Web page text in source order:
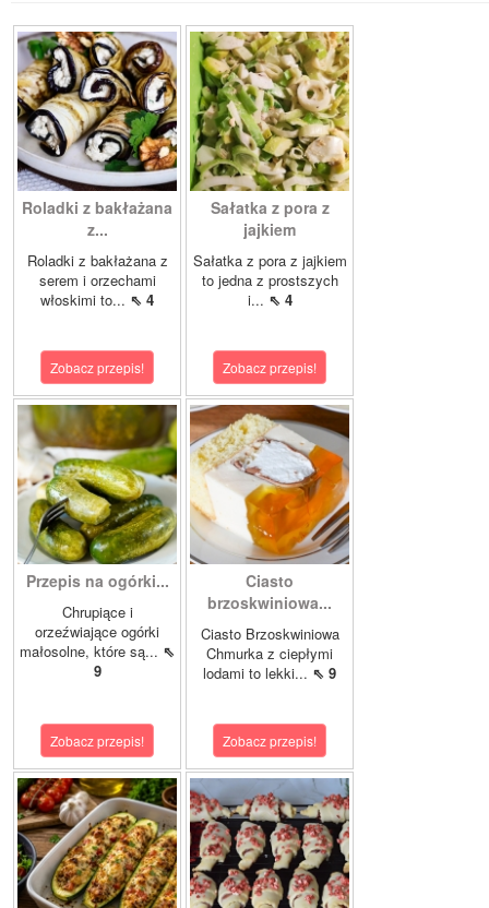
Roladki z bakłażana
z...
Roladki z bakłażana z
serem i orzechami
włoskimi to... ⇖ 4
Zobacz przepis!
Sałatka z pora z
jajkiem
Sałatka z pora z jajkiem
to jedna z prostszych
i... ⇖ 4
Zobacz przepis!
Przepis na ogórki...
Chrupiące i
orzeźwiające ogórki
małosolne, które są... ⇖
9
Zobacz przepis!
Ciasto
brzoskwiniowa...
Ciasto Brzoskwiniowa
Chmurka z ciepłymi
lodami to lekki... ⇖ 9
Zobacz przepis!